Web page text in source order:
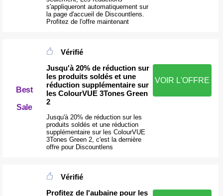
s'appliqueront automatiquement sur
la page d'accueil de Discountlens.
Profitez de l'offre maintenant
Best
Sale
Vérifié
Jusqu'à 20% de réduction sur
les produits soldés et une
réduction supplémentaire sur
les ColourVUE 3Tones Green
2
Jusqu'à 20% de réduction sur les
produits soldés et une réduction
supplémentaire sur les ColourVUE
3Tones Green 2, c'est la dernière
offre pour Discountlens
VOIR L'OFFRE
Vérifié
Profitez de l'aubaine pour les